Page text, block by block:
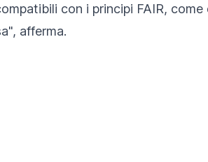
con i principi FAIR,
afferma.